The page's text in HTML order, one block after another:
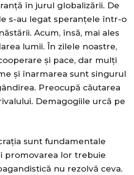
în jurul globalizării. De
s-au legat speranțele într-o
Acum, însă, mai ales
lumii. În zilele noastre,
și pace, dar mulți
și înarmarea sunt singurul
Preocupă căutarea
Demagogiile urcă pe
sunt fundamentale
promovarea lor trebuie
nu rezolvă ceva.